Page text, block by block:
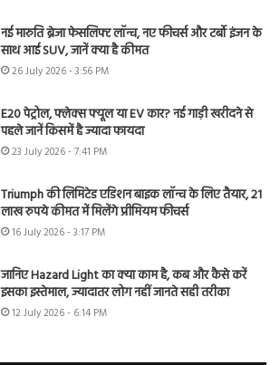
नई मारुति ब्रेजा फेसलिफ्ट लॉन्च, नए फीचर्स और टर्बो इंजन के
साथ आई SUV, जानें क्या है कीमत
26 July 2026 - 3:56 PM
E20 पेट्रोल, फ्लेक्स फ्यूल या EV कार? नई गाड़ी खरीदने से
पहले जानें किसमें है ज्यादा फायदा
23 July 2026 - 7:41 PM
Triumph की लिमिटेड एडिशन बाइक लॉन्च के लिए तैयार, 21
लाख रुपये कीमत में मिलेंगे प्रीमियम फीचर्स
16 July 2026 - 3:17 PM
जानिए Hazard Light का क्या काम है, कब और कैसे करें
इसका इस्तेमाल, ज्यादातर लोग नहीं जानते सही तरीका
12 July 2026 - 6:14 PM